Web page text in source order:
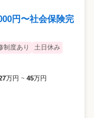
円〜社会保険完
制度あり
土日休み
万円 ~ 45万円